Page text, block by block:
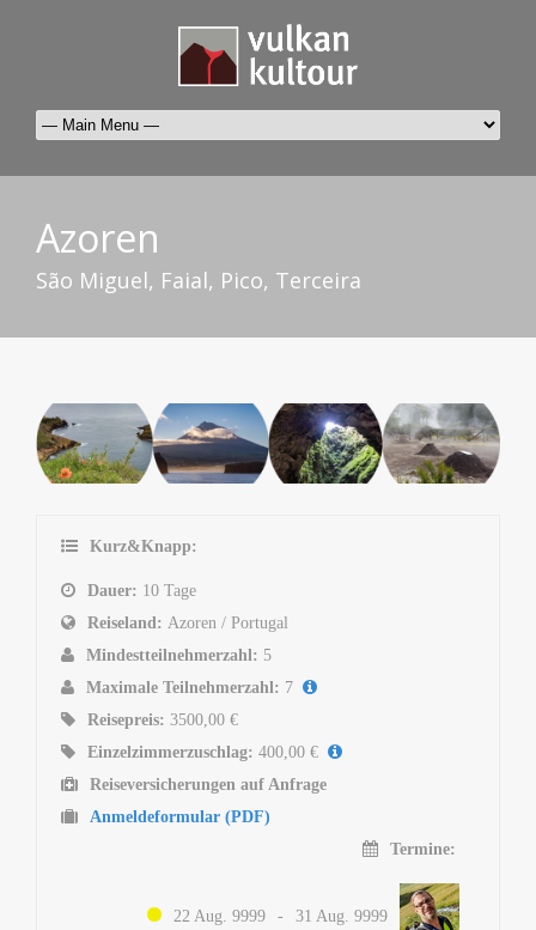
Azoren
São Miguel, Faial, Pico, Terceira
Kurz&Knapp:
Dauer: 10 Tage
Reiseland: Azoren / Portugal
Mindestteilnehmerzahl: 5
Maximale Teilnehmerzahl: 7
Reisepreis: 3500,00 €
Einzelzimmerzuschlag: 400,00 €
Reiseversicherungen auf Anfrage
Anmeldeformular (PDF)
Termine:
22 Aug. 9999 - 31 Aug. 9999